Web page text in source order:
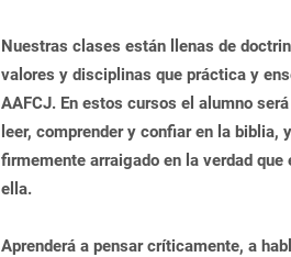
Nuestras clases están llenas de
valores y disciplinas que práctica y
AAFCJ. En estos cursos el alumno
leer, comprender y confiar en la biblia,
firmemente arraigado en la verdad que
ella.
Aprenderá a pensar críticamente, a